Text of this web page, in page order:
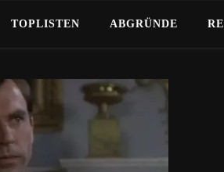
TOPLISTEN ABGRÜNDE